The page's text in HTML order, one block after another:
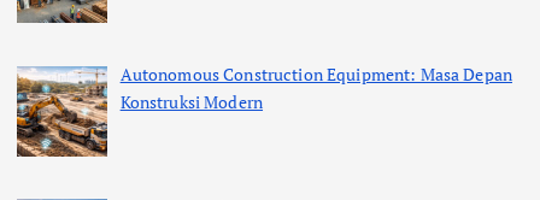
Autonomous Construction Equipment: Masa Depan
Konstruksi Modern